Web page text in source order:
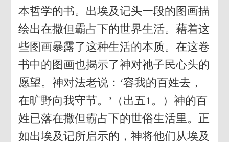
本哲学的书。出埃及记头一段的图画描
绘出在撒但霸占下的世界生活。藉着这
些图画暴露了这种生活的本质。在这卷
书中的图画也揭示了神对祂子民心头的
愿望。神对法老说：‘容我的百姓去，
在旷野向我守节。’（出五1。）神的百
姓已落在撒但霸占下的世俗生活里。正
如出埃及记所启示的，神将他们从埃及